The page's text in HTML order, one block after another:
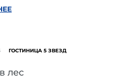
ГОСТИНИЦА 5 ЗВЕЗД
лес